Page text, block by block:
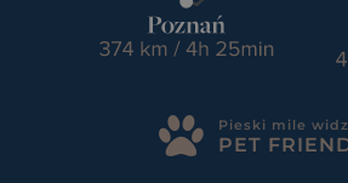
Pieski mile
PET